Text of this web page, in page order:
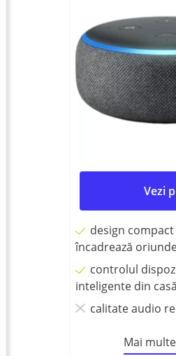
Vezi
design compact
încadrează
controlul
inteligente din casă
calitate audio
Mai